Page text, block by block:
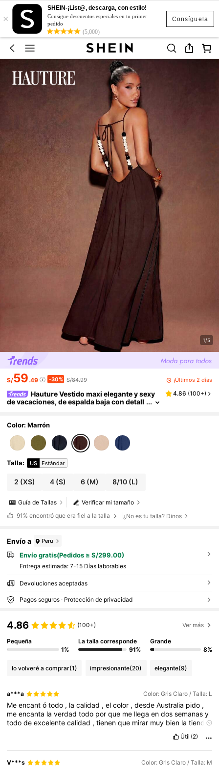
Consíguela
×
SHEIN-¡List@, descarga, con estilo!
Consigue descuentos especiales en tu primer
pedido
(5,000)
1/5
S/59.49 -30% S/84.99 ¡Últimos 2 días
Hauture Vestido maxi elegante y sexy
de vacaciones, de espalda baja con detall
4.86 (100+)
Color: Marrón
Talla: US Estándar
2 (XS) 4(S) 6(M) 8/10 (L)
Verificar mi tamaño
Guía de Tallas
91% encontró que era fiel a la talla ¿No es tu talla? Dinos
Envío a Peru
Envío gratis(Pedidos ≥ S/299.00)
Entrega estimada: 7-15 Días laborables
Devoluciones aceptadas
Pagos seguros · Protección de privacidad
4.86 (100+) Ver más
Pequeña
1%
La talla corresponde
91%
Grande
8%
lo volveré a comprar(1) impresionante(20) elegante(9)
a***a Color: Gris Claro / Talla: L
Meencantótodo , lacalidad ,elcolor ,desdeAustralia pido ,
meencanta laverdadtodo porque me llegaendossemanasy
tododeexcelentecalidad ,tienenque mirar muy bien latienda
no
Útil (2)
V***s Color: Gris Claro / Talla: M